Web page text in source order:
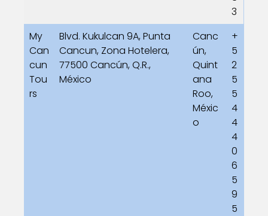
3
My
Can
cun
Tou
rs
Blvd. Kukulcan 9A, Punta
Cancun, Zona Hotelera,
77500 Cancún, Q.R.,
México
Canc
ún,
Quint
ana
Roo,
Méxic
o
+
5
2
5
5
4
4
4
0
6
5
9
5